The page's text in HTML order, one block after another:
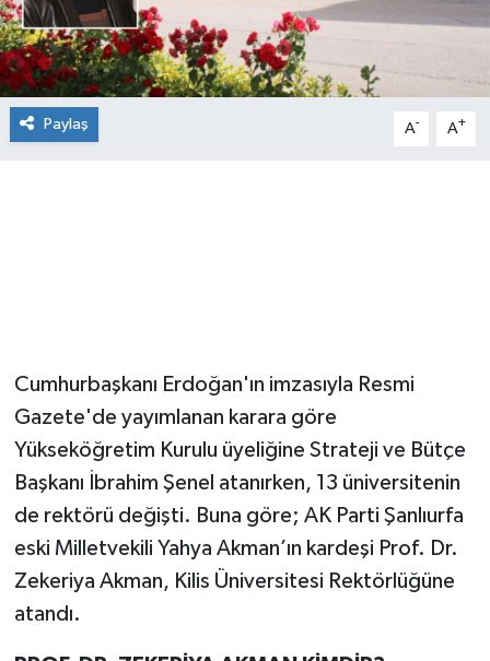
Paylaş A- A+
Cumhurbaşkanı Erdoğan'ın imzasıyla Resmi
Gazete'de yayımlanan karara göre
Yükseköğretim Kurulu üyeliğine Strateji ve Bütçe
Başkanı İbrahim Şenel atanırken, 13 üniversitenin
de rektörü değişti. Buna göre; AK Parti Şanlıurfa
eski Milletvekili Yahya Akman’ın kardeşi Prof. Dr.
Zekeriya Akman, Kilis Üniversitesi Rektörlüğüne
atandı.